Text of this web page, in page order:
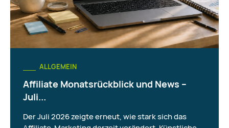
ALLGEMEIN
Affiliate Monatsrückblick und News –
Juli...
Der Juli 2026 zeigte erneut, wie stark sich das